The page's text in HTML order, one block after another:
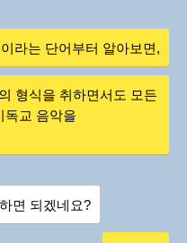
라는 단어부터 알아보면,
형식을 취하면서도 모든
독교 음악을
면 되겠네요?